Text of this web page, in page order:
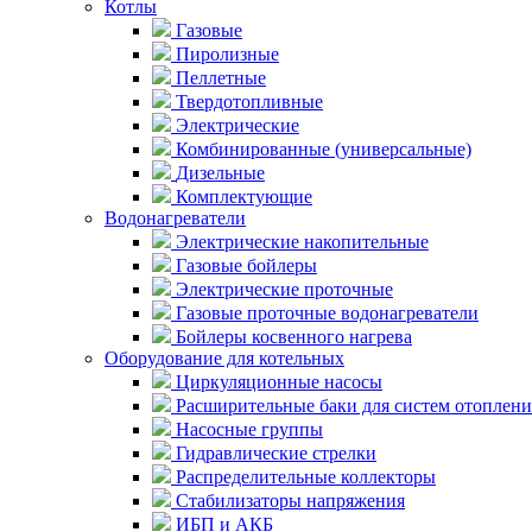
Котлы
Газовые
Пиролизные
Пеллетные
Твердотопливные
Электрические
Комбинированные (универсальные)
Дизельные
Комплектующие
Водонагреватели
Электрические накопительные
Газовые бойлеры
Электрические проточные
Газовые проточные водонагреватели
Бойлеры косвенного нагрева
Оборудование для котельных
Циркуляционные насосы
Расширительные баки для систем
Насосные группы
Гидравлические стрелки
Распределительные коллекторы
Стабилизаторы напряжения
ИБП и АКБ